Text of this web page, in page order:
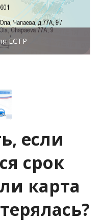
ЕСТР
если
срок
карта